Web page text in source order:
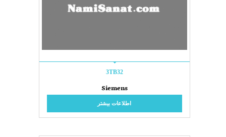
3TB32
Siemens
اطلاعات بیشتر